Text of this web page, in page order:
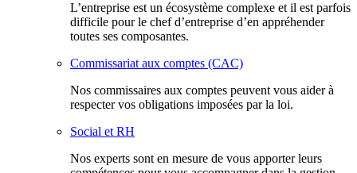
L’entreprise est un écosystème complexe et il est parfois
difficile pour le chef d’entreprise d’en appréhender
toutes ses composantes.
Commissariat aux comptes (CAC)
Nos commissaires aux comptes peuvent vous aider à
respecter vos obligations imposées par la loi.
Social et RH
Nos experts sont en mesure de vous apporter leurs